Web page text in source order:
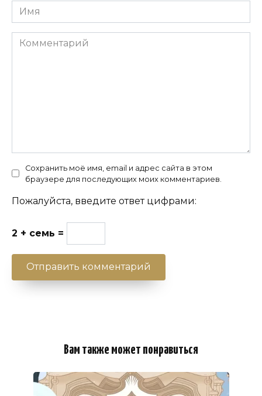
Имя
Комментарий
Сохранить моё имя, email и адрес сайта в этом
браузере для последующих моих комментариев.
Пожалуйста, введите ответ цифрами:
2 + семь =
Вам также может понравиться